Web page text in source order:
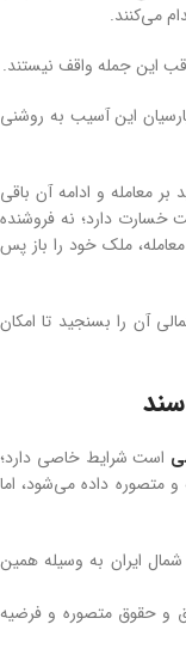
می‌کنند.
این جمله واقف نیستند.
این آسیب به روشنی
بر معامله و ادامه آن باقی
خسارت دارد؛ نه فروشنده
ملک خود را باز پس
آن را بسنجید تا امکان
است شرایط خاصی دارد؛
داده می‌شود، اما
شمال ایران به وسیله همین
و حقوق متصوره و فرضیه